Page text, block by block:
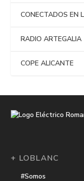
CONECTADOS EN
RADIO ARTEGALIA
COPE ALICANTE
+ LOBLANC
#Somos